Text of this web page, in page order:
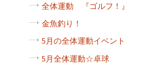
全体運動 『ゴルフ！』
金魚釣り！
5月の全体運動イベント
5月全体運動☆卓球